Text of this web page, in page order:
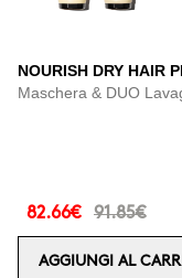
NOURISH DRY HAIR
Maschera & DUO
82.66€ 91.85€
AGGIUNGI AL